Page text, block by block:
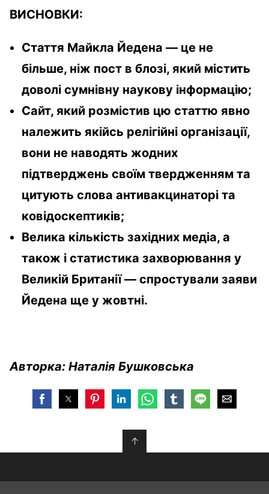
ВИСНОВКИ:
Стаття Майкла Йедена — це не
більше, ніж пост в блозі, який містить
доволі сумнівну наукову інформацію;
Сайт, який розмістив цю статтю явно
належить якійсь релігійні організації,
вони не наводять жодних
підтверджень своїм твердженням та
цитують слова антивакцинаторі та
ковідоскептиків;
Велика кількість західних медіа, а
також і статистика захворювання у
Великій Британії — спростували заяви
Йедена ще у жовтні.
Авторка: Наталія Бушковська
↑